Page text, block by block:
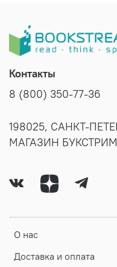
О нас
Доставка и оплата
Контакты
8 (800) 350-77-36
198025, САНКТ-
МАГАЗИН БУКСТРИМ